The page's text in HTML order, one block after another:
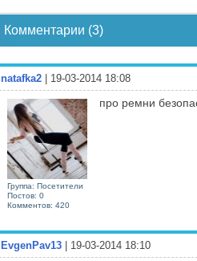
Комментарии (3)
natafka2 | 19-03-2014 18:08
Группа: Посетители
Постов: 0
Комментов: 420
про ремни
EvgenPav13 | 19-03-2014 18:10